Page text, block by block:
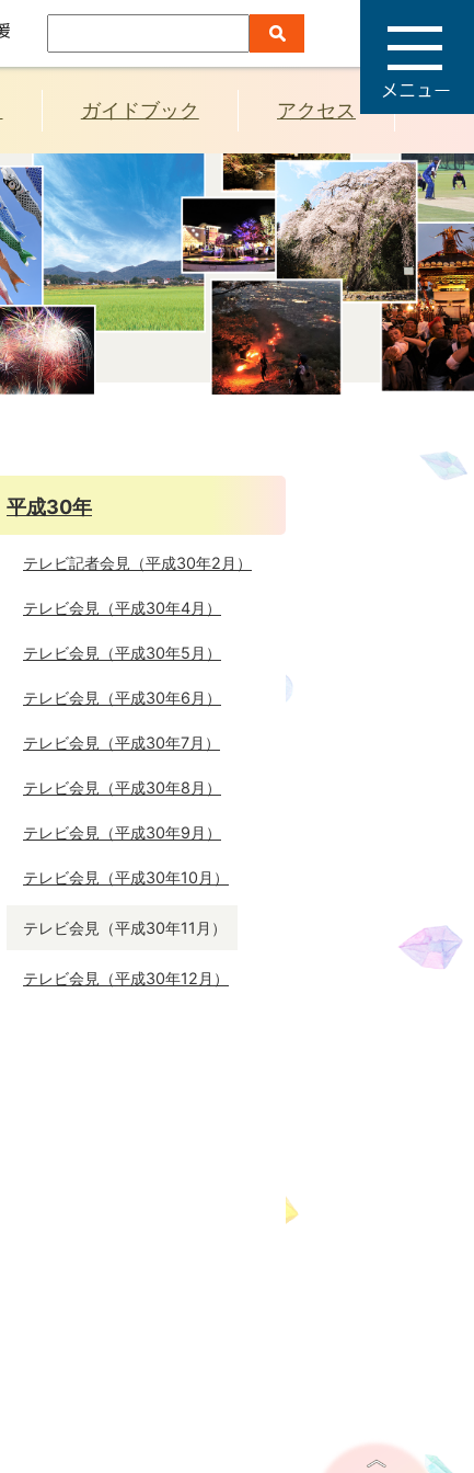
ガイドブック アクセス
平成30年
テレビ記者会見（平成30年2月）
テレビ会見（平成30年4月）
テレビ会見（平成30年5月）
テレビ会見（平成30年6月）
テレビ会見（平成30年7月）
テレビ会見（平成30年8月）
テレビ会見（平成30年9月）
テレビ会見（平成30年10月）
テレビ会見（平成30年11月）
テレビ会見（平成30年12月）